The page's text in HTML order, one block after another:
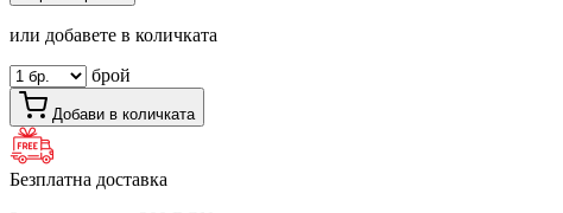
или добавете в количката
брой
Добави в количката
Безплатна доставка